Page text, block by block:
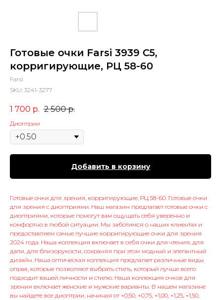
Готовые очки Farsi 3939 C5,
корригирующие, РЦ 58-60
Farsi
SKU: 3241-3277
1 700 р. 2 500 р.
Диоптрии
Добавить в корзину
Готовые очки для зрения, корригирующие, РЦ 58-60. Готовые очки
для зрения с диоптриями. Наш магазин предлагает готовые очки с
диоптриями, которые помогут вам ощущать себя уверенно и
комфортно в любой ситуации. Мы заботимся о наших клиентах и
предоставляем самые лучшие корригирующие очки для зрения
2024 года. Наша коллекция включает в себя очки для чтения, для
дали, для близорукости, сохраняя при этом модный и элегантный
дизайн. Наша оптическая коллекция предлагает различные виды
оправ, которые позволяют выбрать стиль, который лучше всего
подходит вашей личности и стилю. Наша коллекция очков для
зрения включает женские и мужские варианты. В нашем магазине
вы найдете все диоптрии, начиная от +0,50, +0,75, +1,00, +1,25, +1,50,